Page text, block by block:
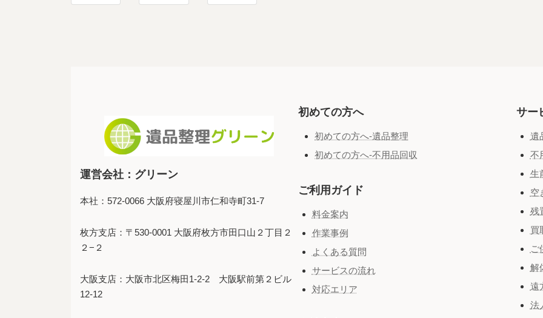
運営会社：グリーン
本社：572-0066 大阪府寝屋川市仁和寺町31-7
枚方支店：〒530-0001 大阪府枚方市田口山２丁目２
２−２
大阪支店：大阪市北区梅田1-2-2 大阪駅前第２ビル
12-12
初めての方へ
初めての方へ-遺品整理
初めての方へ-不用品回収
ご利用ガイド
料金案内
作業事例
よくある質問
サービスの流れ
対応エリア
サー
遺
不
生
空
残
買
ご
解
遠
法